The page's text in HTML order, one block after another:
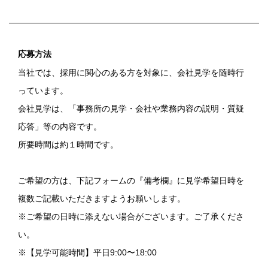
応募方法
当社では、採用に関心のある方を対象に、会社見学を随時行
っています。
会社見学は、「事務所の見学・会社や業務内容の説明・質疑
応答」等の内容です。
所要時間は約１時間です。
ご希望の方は、下記フォームの『備考欄』に見学希望日時を
複数ご記載いただきますようお願いします。
※ご希望の日時に添えない場合がございます。ご了承くださ
い。
※【見学可能時間】平日9:00〜18:00